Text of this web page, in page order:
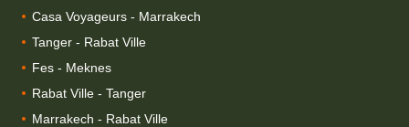
Casa Voyageurs - Marrakech
Tanger - Rabat Ville
Fes - Meknes
Rabat Ville - Tanger
Marrakech - Rabat Ville